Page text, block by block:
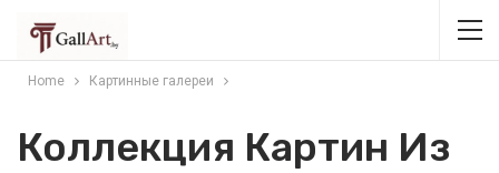
Home Картинные галереи
Коллекция Картин Из